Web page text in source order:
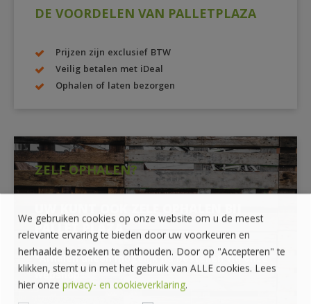
DE VOORDELEN VAN PALLETPLAZA
Prijzen zijn exclusief BTW
Veilig betalen met iDeal
Ophalen of laten bezorgen
ZELF OPHALEN?
UW KUNT OOK ZELF OPHALEN BIJ
PALLET PLAZA
*Afhalen alleen mogelijk na bestellen via onze
webshop
We gebruiken cookies op onze website om u de meest
relevante ervaring te bieden door uw voorkeuren en
herhaalde bezoeken te onthouden. Door op "Accepteren" te
klikken, stemt u in met het gebruik van ALLE cookies. Lees
hier onze privacy- en cookieverklaring.